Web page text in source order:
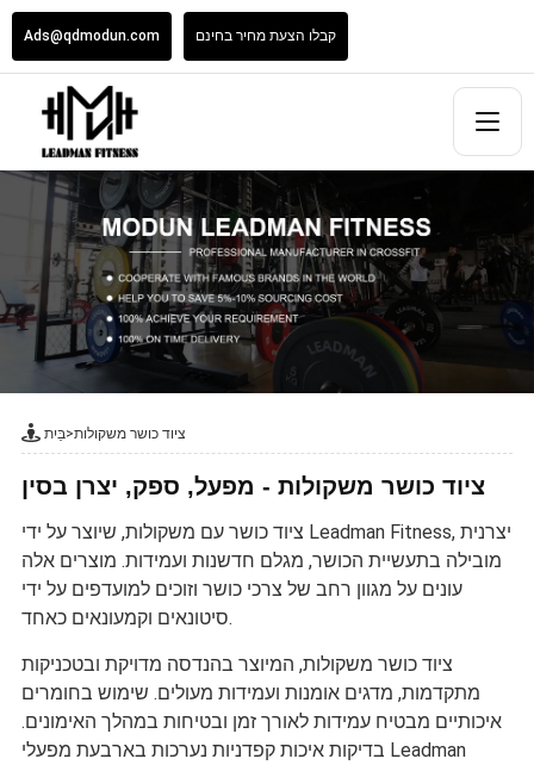
Ads@qdmodun.com קבלו הצעת מחיר בחינם
בַּיִת>ציוד כושר משקולות
ציוד כושר משקולות - מפעל, ספק, יצרן בסין
ציוד כושר עם משקולות, שיוצר על ידי Leadman Fitness, יצרנית
מובילה בתעשיית הכושר, מגלם חדשנות ועמידות. מוצרים אלה
עונים על מגוון רחב של צרכי כושר וזוכים למועדפים על ידי
סיטונאים וקמעונאים כאחד.
ציוד כושר משקולות, המיוצר בהנדסה מדויקת ובטכניקות
מתקדמות, מדגים אומנות ועמידות מעולים. שימוש בחומרים
איכותיים מבטיח עמידות לאורך זמן ובטיחות במהלך האימונים.
בדיקות איכות קפדניות נערכות בארבעת מפעלי Leadman